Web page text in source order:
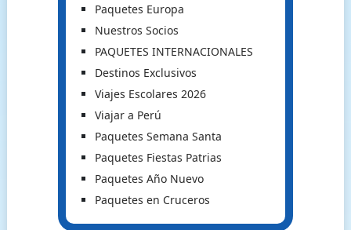
Paquetes Europa
Nuestros Socios
PAQUETES INTERNACIONALES
Destinos Exclusivos
Viajes Escolares 2026
Viajar a Perú
Paquetes Semana Santa
Paquetes Fiestas Patrias
Paquetes Año Nuevo
Paquetes en Cruceros